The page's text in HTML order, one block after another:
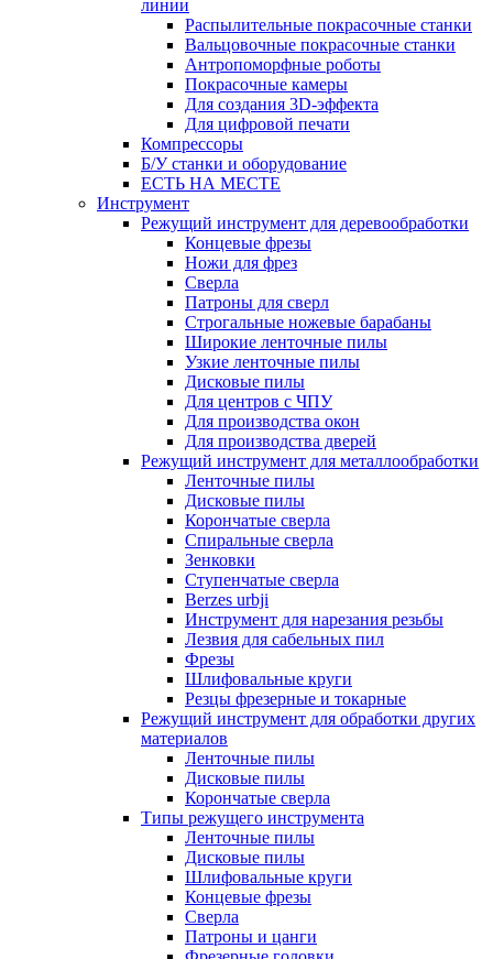
линии
Распылительные покрасочные станки
Вальцовочные покрасочные станки
Антропоморфные роботы
Покрасочные камеры
Для создания 3D-эффекта
Для цифровой печати
Компрессоры
Б/У станки и оборудование
ЕСТЬ НА МЕСТЕ
Инструмент
Режущий инструмент для деревообработки
Концевые фрезы
Ножи для фрез
Сверла
Патроны для сверл
Строгальные ножевые барабаны
Широкие ленточные пилы
Узкие ленточные пилы
Дисковые пилы
Для центров с ЧПУ
Для производства окон
Для производства дверей
Режущий инструмент для металлообработки
Ленточные пилы
Дисковые пилы
Корончатые сверла
Спиральные сверла
Зенковки
Ступенчатые сверла
Berzes urbji
Инструмент для нарезания резьбы
Лезвия для сабельных пил
Фрезы
Шлифовальные круги
Резцы фрезерные и токарные
Режущий инструмент для обработки других
материалов
Ленточные пилы
Дисковые пилы
Корончатые сверла
Типы режущего инструмента
Ленточные пилы
Дисковые пилы
Шлифовальные круги
Концевые фрезы
Сверла
Патроны и цанги